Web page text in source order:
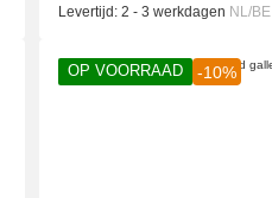
Levertijd: 2 - 3 werkdagen NL/BE
OP VOORRAAD -10%